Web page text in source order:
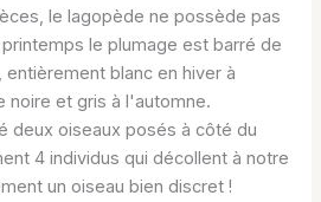
le lagopède ne possède pas
le plumage est barré de
blanc en hiver à
noire et gris à l'automne.
deux oiseaux posés à côté du
4 individus qui décollent à notre
un oiseau bien discret !